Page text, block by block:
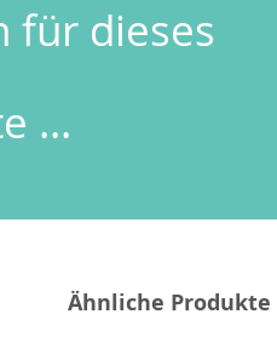
für dieses
...
Ähnliche Produkte